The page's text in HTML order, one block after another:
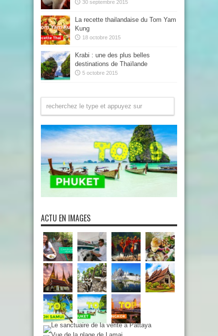
30 septembre 2015
La recette thailandaise du Tom Yam
Kung
18 octobre 2015
Krabi : une des plus belles
destinations de Thaïlande
5 octobre 2015
ACTU EN IMAGES